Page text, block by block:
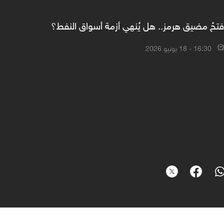
فتحُ مضيق هرمز.. هل يُنهي أزمة أسواق النفط؟
16:30 - 18 يونيو 2026